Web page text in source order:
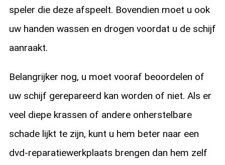
speler die deze afspeelt. Bovendien moet u ook
uw handen wassen en drogen voordat u de schijf
aanraakt.
Belangrijker nog, u moet vooraf beoordelen of
uw schijf gerepareerd kan worden of niet. Als er
veel diepe krassen of andere onherstelbare
schade lijkt te zijn, kunt u hem beter naar een
dvd-reparatiewerkplaats brengen dan hem zelf